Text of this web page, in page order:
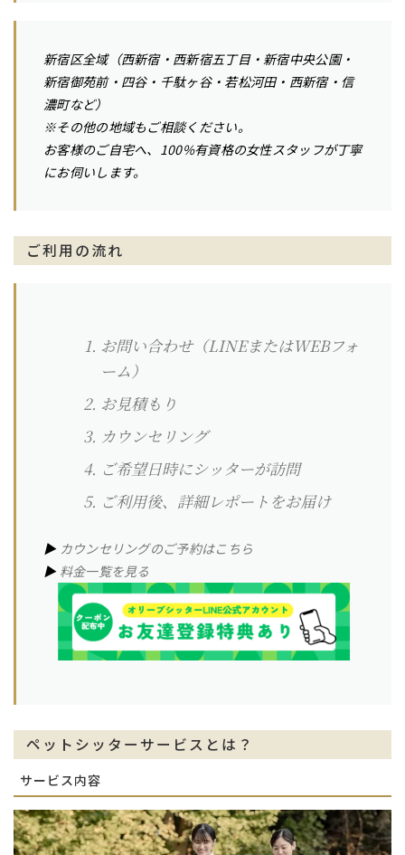
新宿区全域（西新宿・西新宿五丁目・新宿中央公園・
新宿御苑前・四谷・千駄ヶ谷・若松河田・西新宿・信
濃町など）
※その他の地域もご相談ください。
お客様のご自宅へ、100%有資格の女性スタッフが丁寧
にお伺いします。
ご利用の流れ
お問い合わせ（LINEまたはWEBフォ
ーム）
お見積もり
カウンセリング
ご希望日時にシッターが訪問
ご利用後、詳細レポートをお届け
▶︎ カウンセリングのご予約はこちら
▶︎料金一覧を見る
ペットシッターサービスとは？
サービス内容